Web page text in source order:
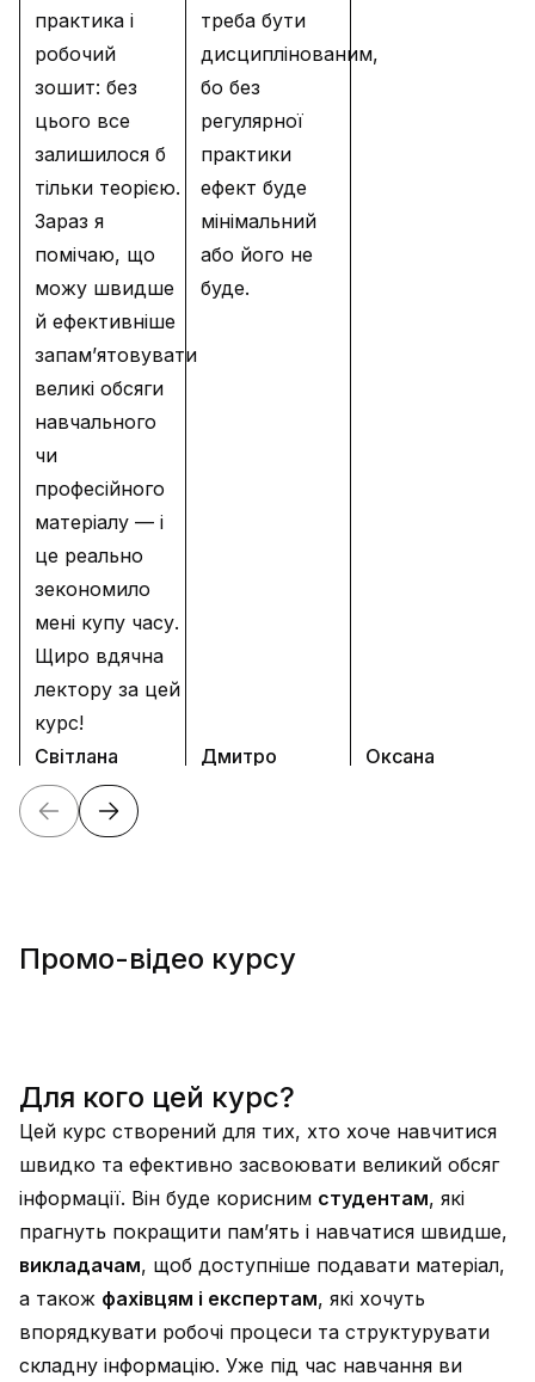
практика і
робочий
зошит: без
цього все
залишилося б
тільки теорією.
Зараз я
помічаю, що
можу швидше
й ефективніше
запам’ятовувати
великі обсяги
навчального
чи
професійного
матеріалу — і
це реально
зекономило
мені купу часу.
Щиро вдячна
лектору за цей
курс!
Світлана
треба бути
дисциплінованим,
бо без
регулярної
практики
ефект буде
мінімальний
або його не
буде.
Дмитро Оксана
Промо-відео курсу
Для кого цей курс?
Цей курс створений для тих, хто хоче навчитися
швидко та ефективно засвоювати великий обсяг
інформації. Він буде корисним студентам, які
прагнуть покращити памʼять і навчатися швидше,
викладачам, щоб доступніше подавати матеріал,
а також фахівцям і експертам, які хочуть
впорядкувати робочі процеси та структурувати
складну інформацію. Уже під час навчання ви